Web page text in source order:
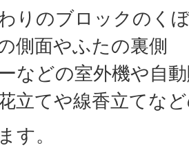
りのブロックのく
側面やふたの裏側
などの室外機や自
立てや線香立てな
す。